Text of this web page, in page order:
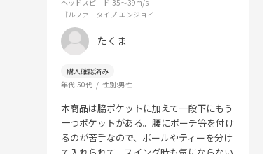
ヘッドスピード:35～39m/s
ゴルファータイプ:エンジョイ
たくま
年代:50代 性別:男性
本商品は脇ポケットに加えて一段下にもう
一つポケットがある。腰にポーチ等を付け
るのが苦手なので、ボールやティーを分け